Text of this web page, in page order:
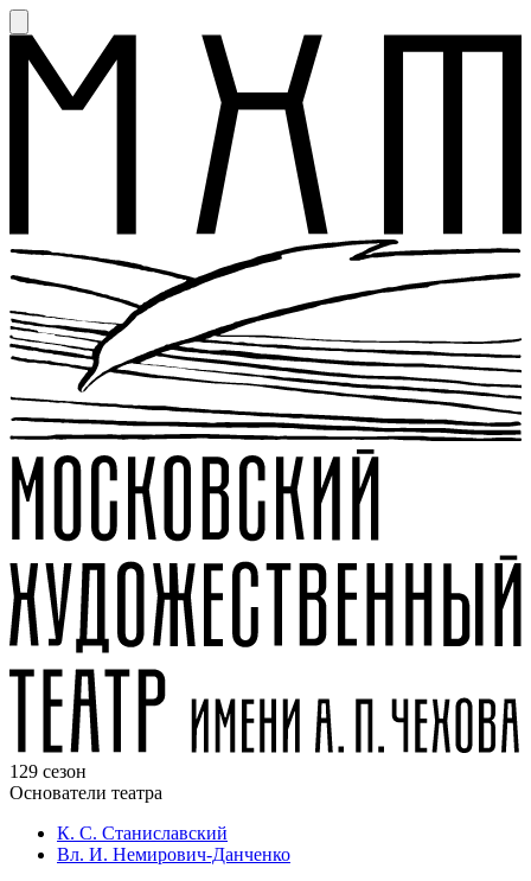
129 сезон
Основатели театра
К. С. Станиславский
Вл. И. Немирович-Данченко